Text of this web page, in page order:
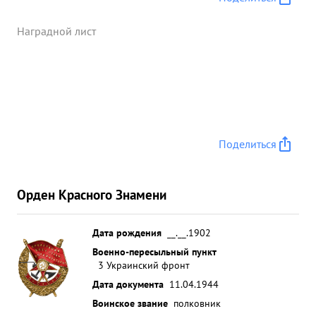
Наградной лист
Поделиться
Орден Красного Знамени
Дата рождения
__.__.1902
Военно-пересыльный пункт
3 Украинский фронт
Дата документа 11.04.1944
Воинское звание полковник